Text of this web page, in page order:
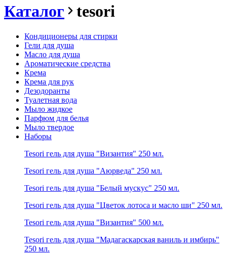
Каталог tesori
Кондиционеры для стирки
Гели для душа
Масло для душа
Ароматические средства
Крема
Крема для рук
Дезодоранты
Туалетная вода
Мыло жидкое
Парфюм для белья
Мыло твердое
Наборы
Tesori гель для душа "Византия" 250 мл.
Tesori гель для душа "Аюрведа" 250 мл.
Tesori гель для душа "Белый мускус" 250 мл.
Tesori гель для душа "Цветок лотоса и масло ши" 250 мл.
Tesori гель для душа "Византия" 500 мл.
Tesori гель для душа "Мадагаскарская ваниль и имбирь"
250 мл.